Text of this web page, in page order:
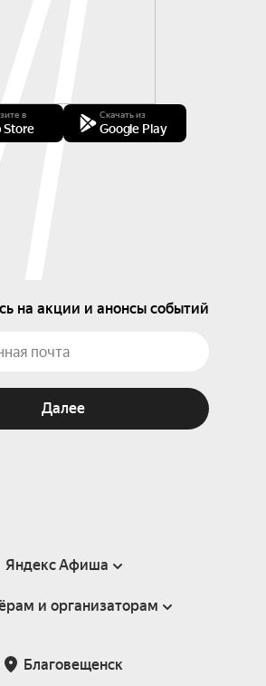
в
Store
Скачать из
Google Play
на акции и анонсы событий
Далее
Яндекс Афиша
Справка
сертификаты
и организаторам
Благовещенск